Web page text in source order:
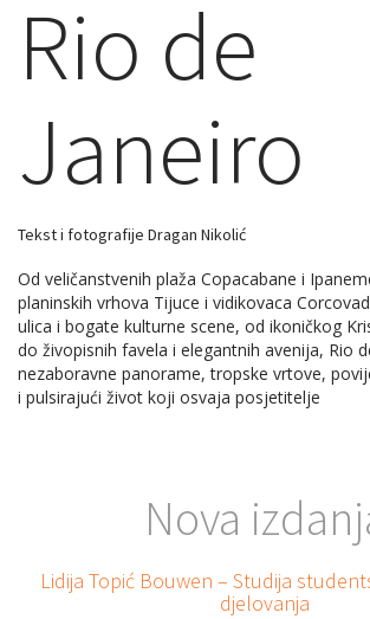
Rio de
Janeiro
Tekst i fotografije Dragan Nikolić
Od veličanstvenih plaža Copacabane i
planinskih vrhova Tijuce i vidikovaca
ulica i bogate kulturne scene, od ikoničkog
do živopisnih favela i elegantnih avenija, Rio
nezaboravne panorame, tropske vrtove,
i pulsirajući život koji osvaja posjetitelje
Nova
Lidija Topić Bouwen – Studija
djelovanja